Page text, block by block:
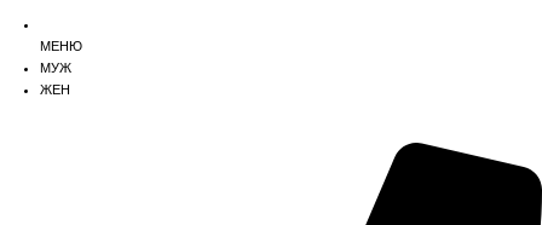
МЕНЮ
МУЖ
ЖЕН